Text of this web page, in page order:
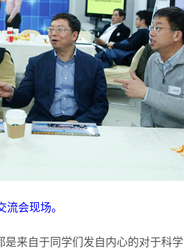
流会现场。
来自于同学们发自内心的对于科